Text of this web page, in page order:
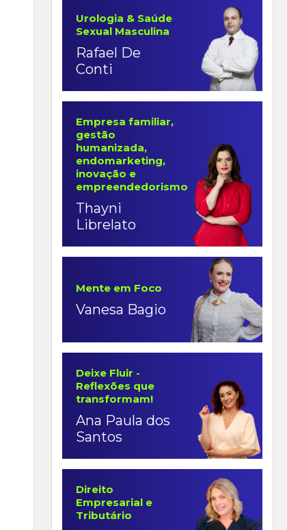
Urologia & Saúde
Sexual Masculina
Rafael De
Conti
Empresa familiar,
gestão
humanizada,
endomarketing,
inovação e
empreendedorismo
Thayni
Librelato
Mente em Foco
Vanesa Bagio
Deixe Fluir -
Reflexões que
transformam!
Ana Paula dos
Santos
Direito
Empresarial e
Tributário